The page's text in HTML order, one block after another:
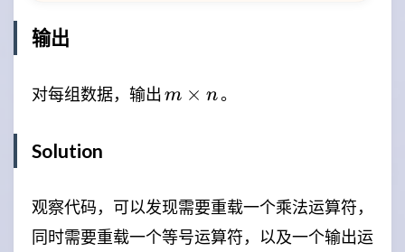
输出
对每组数据，输出m
m × n。
Solution
观察代码，可以发现需要重载一个乘法运算符，
同时需要重载一个等号运算符，以及一个输出运